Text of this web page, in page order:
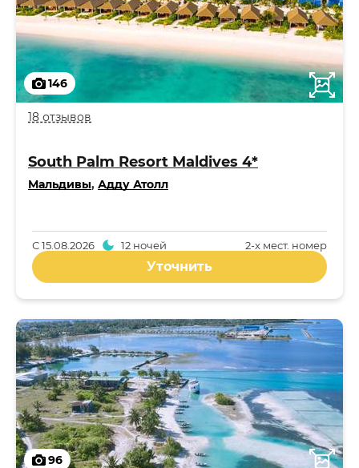
146
18 отзывов
South Palm Resort Maldives 4*
Мальдивы, Адду Атолл
2-x мест. номер
С15.08.2026 12 ночей
Уточнить
96